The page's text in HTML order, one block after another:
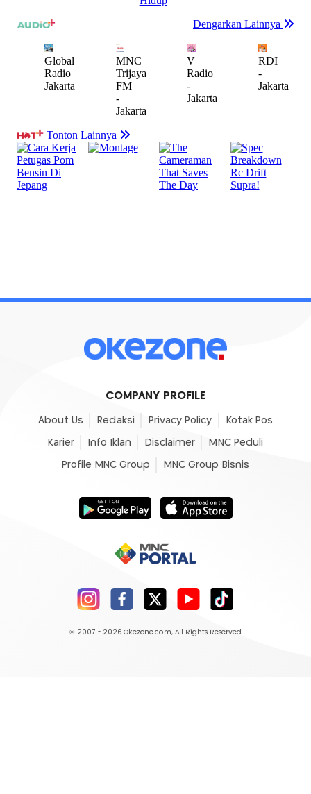
COMPANY PROFILE
About Us Redaksi Privacy Policy Kotak Pos
Karier Info Iklan Disclaimer MNC Peduli
Profile MNC Group MNC Group Bisnis
© 2007 - 2026 Okezone.com, All Rights Reserved